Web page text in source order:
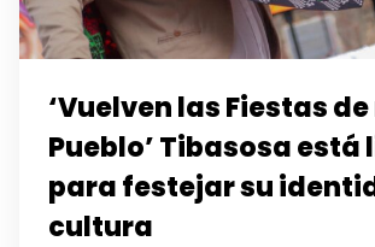
‘Vuelven las Fiestas
Pueblo’ Tibasosa está
para festejar su
cultura